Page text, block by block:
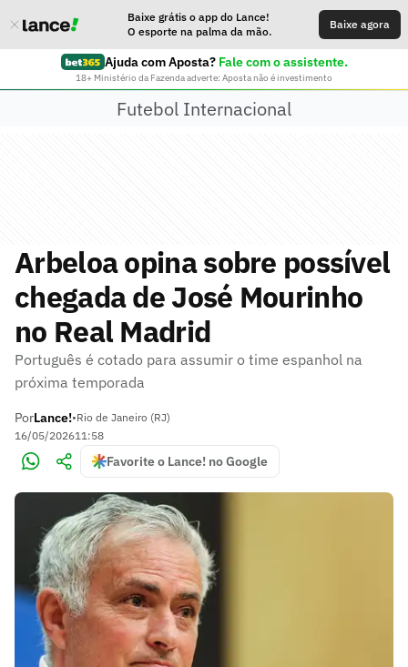
Baixe grátis o app do Lance!
O esporte na palma da mão.
Baixe agora
Ajuda com Aposta? Fale com o assistente.
18+ Ministério da Fazenda adverte: Aposta não é investimento
Futebol Internacional
Arbeloa opina sobre possível
chegada de José Mourinho
no Real Madrid
Português é cotado para assumir o time espanhol na
próxima temporada
PorLance!•Rio de Janeiro (RJ)
16/05/202611:58
Favorite o Lance! no Google